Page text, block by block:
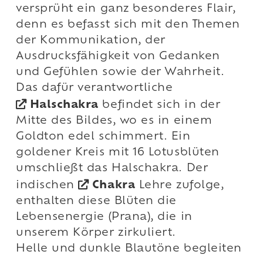
versprüht ein ganz besonderes Flair,
denn es befasst sich mit den Themen
der Kommunikation, der
Ausdrucksfähigkeit von Gedanken
und Gefühlen sowie der Wahrheit.
Das dafür verantwortliche
Halschakra befindet sich in der
Mitte des Bildes, wo es in einem
Goldton edel schimmert. Ein
goldener Kreis mit 16 Lotusblüten
umschließt das Halschakra. Der
indischen
Chakra Lehre zufolge,
enthalten diese Blüten die
Lebensenergie (Prana), die in
unserem Körper zirkuliert.
Helle und dunkle Blautöne begleiten